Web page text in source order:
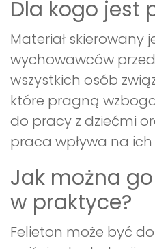
Dla kogo jest
Materiał skierowany
wychowawców
wszystkich osób
które pragną
do pracy z dziećmi
praca wpływa na ich
Jak można
w praktyce?
Felieton może być